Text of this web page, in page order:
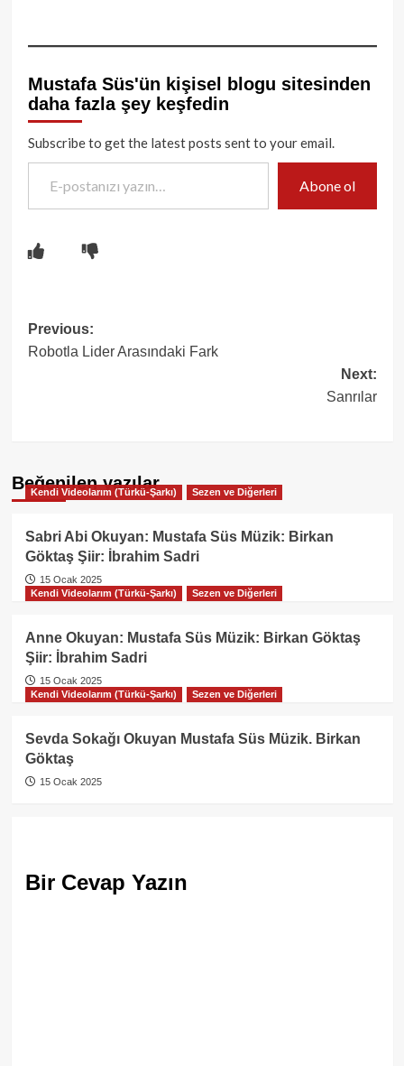
Mustafa Süs'ün kişisel blogu sitesinden
daha fazla şey keşfedin
Subscribe to get the latest posts sent to your email.
E-postanızı yazın…
Abone ol
Post
navigation
Previous:
Robotla Lider Arasındaki Fark
Next:
Sanrılar
Beğenilen yazılar
Kendi Videolarım (Türkü-Şarkı) Sezen ve Diğerleri
Sabri Abi Okuyan: Mustafa Süs Müzik: Birkan
Göktaş Şiir: İbrahim Sadri
15 Ocak 2025
Kendi Videolarım (Türkü-Şarkı)
Sezen ve Diğerleri
Anne Okuyan: Mustafa Süs Müzik: Birkan Göktaş
Şiir: İbrahim Sadri
15 Ocak 2025
Kendi Videolarım (Türkü-Şarkı)
Sezen ve Diğerleri
Sevda Sokağı Okuyan Mustafa Süs Müzik. Birkan
Göktaş
15 Ocak 2025
Bir Cevap Yazın